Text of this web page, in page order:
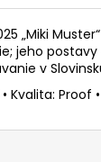
„Miki
jeho
v
• Kvalita: